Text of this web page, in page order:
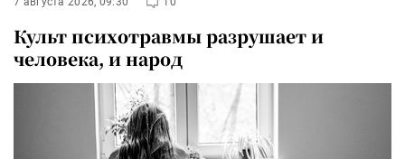
Культ психотравмы разрушает и
человека, и народ